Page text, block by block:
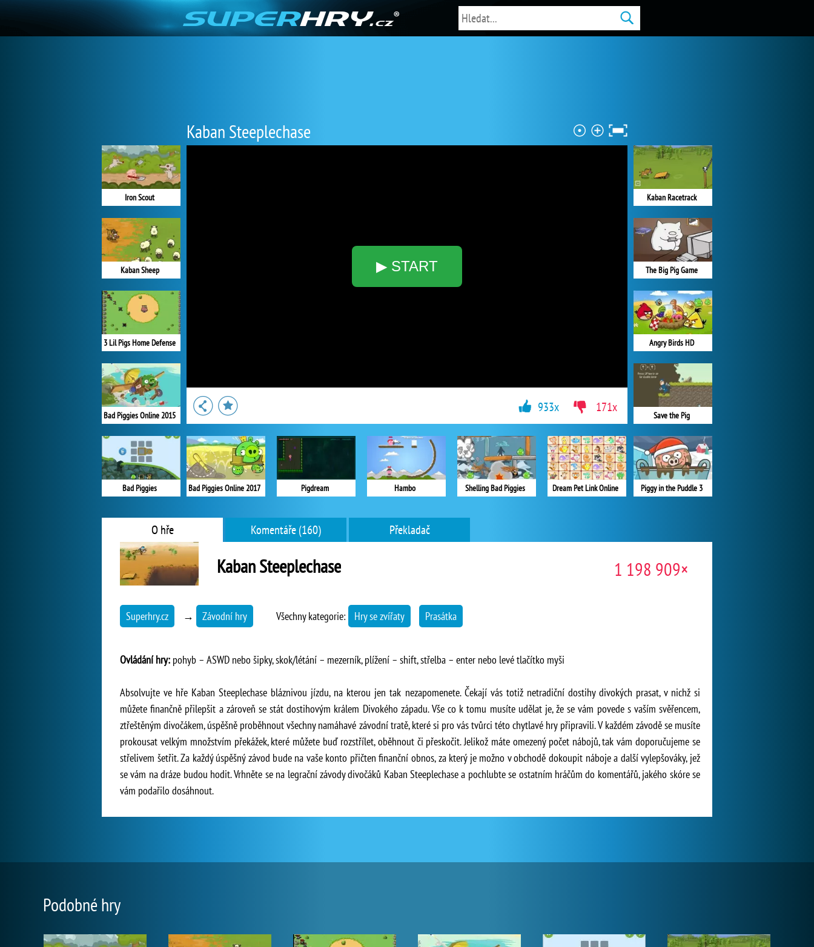
Kaban Steeplechase
▶ START
Iron Scout
Kaban Sheep
3 Lil Pigs Home Defense
Bad Piggies Online 2015
Bad Piggies
Kaban Racetrack
The Big Pig Game
Angry Birds HD
Save the Pig
Piggy in the Puddle 3
Bad Piggies Online 2017 Pigdream Hambo Shelling Bad Piggies Dream Pet Link Online
933x 171x
O hře Komentáře (160) Překladač
Kaban Steeplechase 1 198 909×
Superhry.cz → Závodní hry Všechny kategorie: Hry se zvířaty Prasátka
Ovládání hry: pohyb – ASWD nebo šipky, skok/létání – mezerník, plížení – shift, střelba – enter nebo levé tlačítko myši
Absolvujte ve hře Kaban Steeplechase bláznivou jízdu, na kterou jen tak nezapomenete. Čekají vás totiž netradiční dostihy divokých prasat, v nichž si
můžete finančně přilepšit a zároveň se stát dostihovým králem Divokého západu. Vše co k tomu musíte udělat je, že se vám povede s vaším svěřencem,
ztřeštěným divočákem, úspěšně proběhnout všechny namáhavé závodní tratě, které si pro vás tvůrci této chytlavé hry připravili. V každém závodě se musíte
prokousat velkým množstvím překážek, které můžete buď rozstřílet, oběhnout či přeskočit. Jelikož máte omezený počet nábojů, tak vám doporučujeme se
střelivem šetřit. Za každý úspěšný závod bude na vaše konto přičten finanční obnos, za který je možno v obchodě dokoupit náboje a další vylepšováky, jež
se vám na dráze budou hodit. Vrhněte se na legrační závody divočáků Kaban Steeplechase a pochlubte se ostatním hráčům do komentářů, jakého skóre se
vám podařilo dosáhnout.
Podobné hry